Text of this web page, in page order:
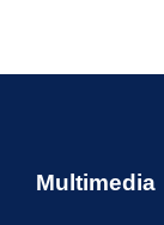
Multimedia